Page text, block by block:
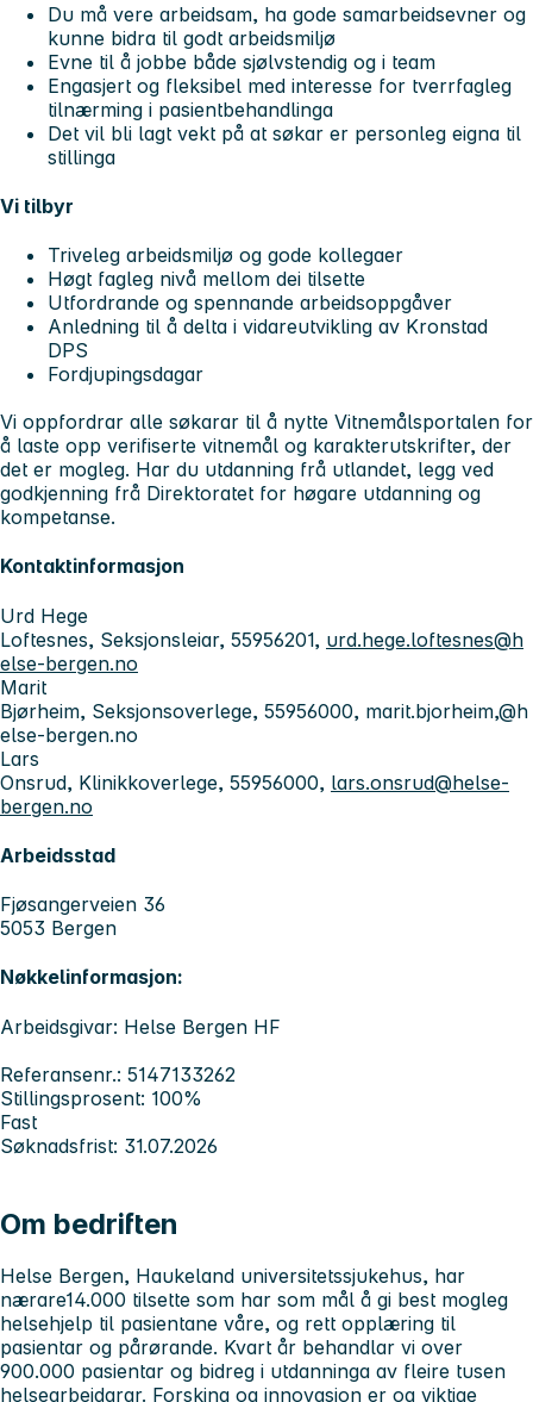
Du må vere arbeidsam, ha gode samarbeidsevner og
kunne bidra til godt arbeidsmiljø
Evne til å jobbe både sjølvstendig og i team
Engasjert og fleksibel med interesse for tverrfagleg
tilnærming i pasientbehandlinga
Det vil bli lagt vekt på at søkar er personleg eigna til
stillinga
Vi tilbyr
Triveleg arbeidsmiljø og gode kollegaer
Høgt fagleg nivå mellom dei tilsette
Utfordrande og spennande arbeidsoppgåver
Anledning til å delta i vidareutvikling av Kronstad
DPS
Fordjupingsdagar
Vi oppfordrar alle søkarar til å nytte Vitnemålsportalen for
å laste opp verifiserte vitnemål og karakterutskrifter, der
det er mogleg. Har du utdanning frå utlandet, legg ved
godkjenning frå Direktoratet for høgare utdanning og
kompetanse.
Kontaktinformasjon
Urd Hege
Loftesnes, Seksjonsleiar, 55956201, urd.hege.loftesnes@h
else-bergen.no
Marit
Bjørheim, Seksjonsoverlege, 55956000, marit.bjorheim,@h
else-bergen.no
Lars
Onsrud, Klinikkoverlege, 55956000, lars.onsrud@helse-
bergen.no
Arbeidsstad
Fjøsangerveien 36
5053 Bergen
Nøkkelinformasjon:
Arbeidsgivar: Helse Bergen HF
Referansenr.: 5147133262
Stillingsprosent: 100%
Fast
Søknadsfrist: 31.07.2026
Om bedriften
Helse Bergen, Haukeland universitetssjukehus, har
nærare14.000 tilsette som har som mål å gi best mogleg
helsehjelp til pasientane våre, og rett opplæring til
pasientar og pårørande. Kvart år behandlar vi over
900.000 pasientar og bidreg i utdanninga av fleire tusen
helsearbeidarar. Forsking og innovasjon er og viktige